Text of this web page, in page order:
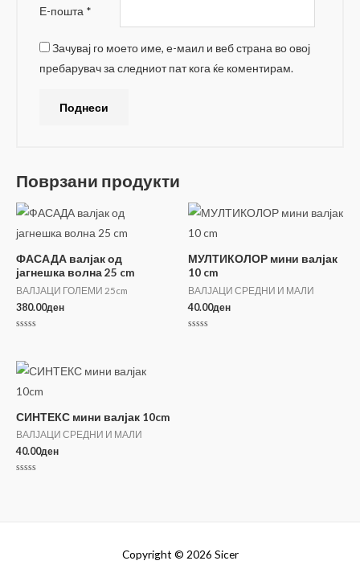
Е-пошта *
Зачувај го моето име, е-маил и веб страна во овој
пребарувач за следниот пат кога ќе коментирам.
Поврзани продукти
ФАСАДА валјак од
јагнешка волна 25 cm
ВАЛЈАЦИ ГОЛЕМИ 25cm
380.00ден
5
МУЛТИКОЛОР мини валјак
10 cm
ВАЛЈАЦИ СРЕДНИ И МАЛИ
40.00ден
СИНТЕКС мини валјак 10cm
ВАЛЈАЦИ СРЕДНИ И МАЛИ
40.00ден
Copyright © 2026 Sicer